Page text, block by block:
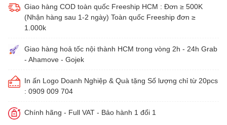
Giao hàng COD toàn quốc Freeship HCM : Đơn ≥ 500K
(Nhận hàng sau 1-2 ngày) Toàn quốc Freeship đơn ≥
1.000k
Giao hàng hoả tốc nội thành HCM trong vòng 2h - 24h Grab
- Ahamove - Gojek
In ấn Logo Doanh Nghiệp & Quà tặng Số lượng chỉ từ 20pcs
: 0909 009 704
Chính hãng - Full VAT - Bảo hành 1 đổi 1